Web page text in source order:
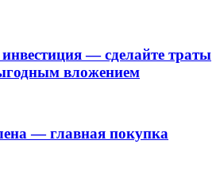
— сделайте траты
вложением
— главная покупка